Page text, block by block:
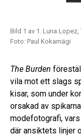
Bild 1 av 1. Luna Lopez,
Foto: Paul Kokamägi
The Burden
vila mot ett slags
kisar, som under
orsakad av
modefotografi,
där ansiktets linjer